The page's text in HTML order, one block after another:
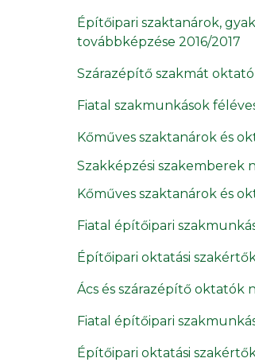
Építőipari szaktanárok,
továbbképzése 2016/2017
Szárazépítő szakmát
Fiatal szakmunkások
Kőműves szaktanárok és
Szakképzési szakemberek
Kőműves szaktanárok és
Fiatal építőipari
Építőipari oktatási
Ács és szárazépítő oktatók
Fiatal építőipari
Építőipari oktatási